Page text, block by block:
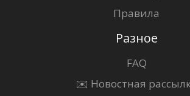
Правила
Разное
FAQ
✉️ Новостная